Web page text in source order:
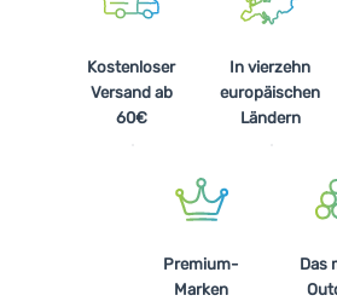
Kostenloser
Versand ab
60€
In vierzehn
europäischen
Ländern
Premium-
Marken
Das